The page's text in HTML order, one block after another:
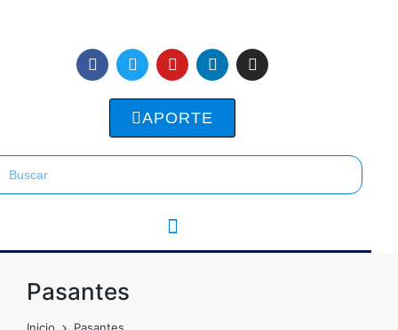
APORTE
Pasantes